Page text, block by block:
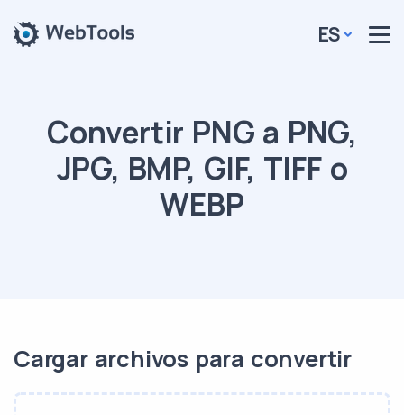
ES
Convertir PNG a PNG,
JPG, BMP, GIF, TIFF o
WEBP
Cargar archivos para convertir